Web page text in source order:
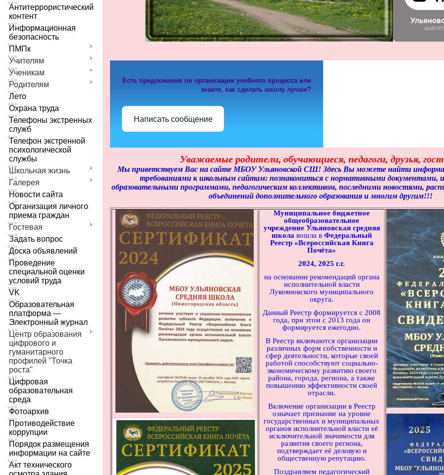
Антитеррористический
контент
Информационная
безопасность
ПМПк
Учителям
Ученикам
Родителям
Лето
Охрана труда
Телефоны экстренных
служб
Телефон экстренной
психологической
службы
Школьная жизнь
Галерея
Новости сайта
Организация личного
приема граждан
Гостевая
Задать вопрос
Доска объявлений
Проведение
специальной оценки
условий труда
VK
Образовательная
платформа —
Электронный журнал
Центр образования
цифрового и
гуманитарного
профилей "Точка
роста"
Цифровая
образовательная
среда
Фотоархив
Противодействие
коррупции
Порядок размещения
информации на сайте
Акт технического
Есть предложения по организации учебного процесса или
знаете, как сделать школу лучше?
Написать сообщение
Уважаемые родители, обучающиеся, педагоги, друзья,
Мы приветствуем Вас на сайте МБОУ Ульяновской СШ! Здесь Вы можете найти
требованиями к школьным сайтам: познакомиться с нормативными документами,
образовательными программами, педагогическим коллективом, последними новостями,
объединений дополнительного образования и многим другим!!!
Муниципальное бюджетное
общеобразовательное
учреждение Ульяновская средняя
школа вошла вФедеральный
Реестр «Всероссийская Книга
Почёта»
2024, 2025 г.г.
на основании рекомендаций органа
исполнительной власти
Лукояновского муниципального
округа.
Данный Реестр формируется с 2008
года, при этом с 2013 года он
формируется ежегодно.
В Реестр включаются организации
различных форм собственности и
сфер деятельности, которые своей
работой способствуют социально-
экономическому развитию своего
района, города, региона, а также
повышению эффективности своей
отрасли.
Включение организации в Реестр
означает признание на уровне
государственных и муниципальных
органов исполнительной власти её
исключительной значимости для
развития своего региона,
подтверждает её деловую и
общественную репутацию.
Поздравляем педагогический